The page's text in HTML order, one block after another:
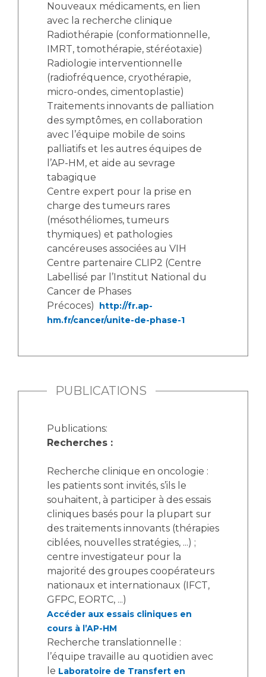
Nouveaux médicaments, en lien
avec la recherche clinique
Radiothérapie (conformationnelle,
IMRT, tomothérapie, stéréotaxie)
Radiologie interventionnelle
(radiofréquence, cryothérapie,
micro-ondes, cimentoplastie)
Traitements innovants de palliation
des symptômes, en collaboration
avec l’équipe mobile de soins
palliatifs et les autres équipes de
l’AP-HM, et aide au sevrage
tabagique
Centre expert pour la prise en
charge des tumeurs rares
(mésothéliomes, tumeurs
thymiques) et pathologies
cancéreuses associées au VIH
Centre partenaire CLIP2 (Centre
Labellisé par l’Institut National du
Cancer de Phases
Précoces) http://fr.ap-
hm.fr/cancer/unite-de-phase-1
PUBLICATIONS
Publications:
Recherches :
Recherche clinique en oncologie :
les patients sont invités, s’ils le
souhaitent, à participer à des essais
cliniques basés pour la plupart sur
des traitements innovants (thérapies
ciblées, nouvelles stratégies, ...) ;
centre investigateur pour la
majorité des groupes coopérateurs
nationaux et internationaux (IFCT,
GFPC, EORTC, ...)
Accéder aux essais cliniques en
cours à l’AP-HM
Recherche translationnelle :
l’équipe travaille au quotidien avec
le Laboratoire de Transfert en